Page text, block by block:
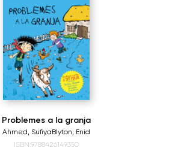
Problemes a la granja
Ahmed, SufiyaBlyton, Enid
ISBN:9788426149350